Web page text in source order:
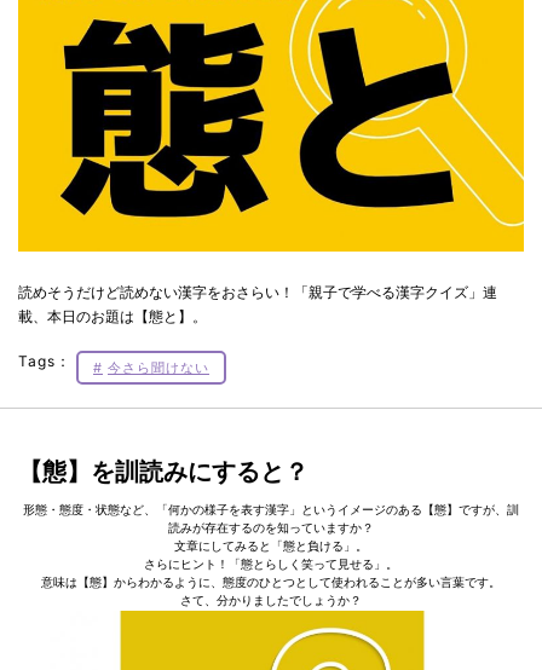
読めそうだけど読めない漢字をおさらい！「親子で学べる漢字クイズ」連
載、本日のお題は【態と】。
Tags： 今さら聞けない
【態】を訓読みにすると？
形態・態度・状態など、「何かの様子を表す漢字」というイメージのある【態】ですが、訓
読みが存在するのを知っていますか？
文章にしてみると「態と負ける」。
さらにヒント！「態とらしく笑って見せる」。
意味は【態】からわかるように、態度のひとつとして使われることが多い言葉です。
さて、分かりましたでしょうか？